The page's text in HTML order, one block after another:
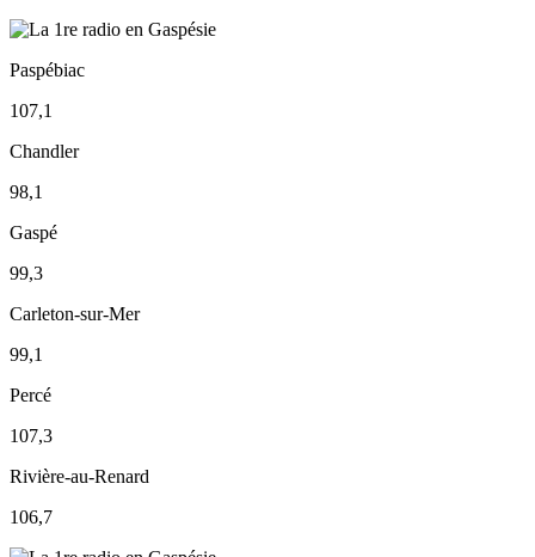
Paspébiac
107,1
Chandler
98,1
Gaspé
99,3
Carleton-sur-Mer
99,1
Percé
107,3
Rivière-au-Renard
106,7